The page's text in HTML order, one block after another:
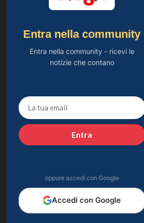
Entra nella community
Entra nella community - ricevi le
notizie che contano
Entra
oppure accedi con Google
Accedi con Google